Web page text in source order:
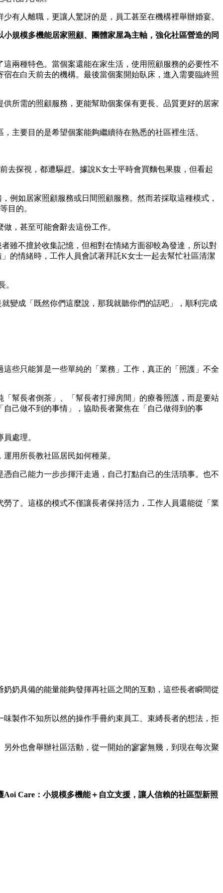
有人離職，更讓人驚訝的是，員工甚至在機構裡舉辦婚宴。
小規模多機能居家照顧、團體家屋為主軸，強化社區營造的同
兩種特色。當個案還能在家生活，使用照顧服務的必要性不
在白天前去的機構。最後當個案開始臥床，進入需要臨終照
所需的照顧服務，更能幫助個案保有更長、品質更好的居家
主要目的是希望個案能夠繼續待在熟悉的社區裡生活。
去探視，都遭驅趕。據說K女士平時會買麵包果腹，但看起
例如居家照顧服務或日間照顧服務。然而若採取這種模式，
目的。
，甚至可能會辭去這份工作。
雖不擅於收集記憶，但相對在情緒方面卻較為發達，所以對
的情緒時，工作人員會試著拜託K女士一起去幫忙社區清潔
。
變成「既然你們這麼說，那我就聽你們的話吧」，順利完成
些只能算是一些單純的「業務」工作，真正的「照護」不全
幫長者倒茶」、「幫長者打掃房間」的療養照護，而是要站
己做不到的事情」，協助長者聚焦在「自己做得到的事
處理。
用所長教社區居民如何種菜。
自己能力一步步揮汗走過，自己打點自己的生活瑣事。也不
了。這樣的模式不僅讓長者保持活力，工作人員還能從「業
奶具備的能量能夠發揮再社區之間的互動，這些長者瞬間從
製作不知所以然的操作手冊約束員工、束縛長者的想法，拒
外也會舉辦社區活動，從一開始的寥寥無幾，到現在每次聚
Care：小規模多機能＋自立支援，讓人信賴的社區型新照